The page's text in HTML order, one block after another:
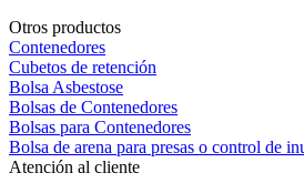
Otros productos
Contenedores
Cubetos de retención
Bolsa Asbestose
Bolsas de Contenedores
Bolsas para Contenedores
Bolsa de arena para presas o control de
Atención al cliente